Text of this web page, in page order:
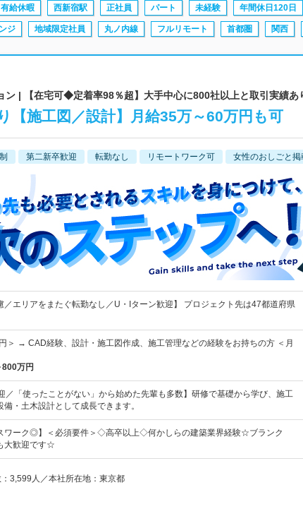
有給休暇 西新宿駅 正社員 パート 未経験 年間休日120日
ジ 地域限定社員 丸ノ内線 フルリモート 首都圏 関西
ン | 【在宅可◆定着率98％超】大手中心に800社以上と取引実績あ
【施工図／設計】月給35万～60万円も可
第二新卒歓迎 転勤なし リモートワーク可 女性のおしごと掲
／エリアをまたぐ転勤なし／U・Iターン歓迎】 プロジェクト先は47都道府県
＞ → CAD経験、設計・施工図作成、施工管理などの経験をお持ちの方 ＜月
万円
／「使ったことがない」から始めた先輩も多数】研修で基礎から学び、施工
・土木設計として成長できます。
ワーク◎】＜必須要件＞◇高卒以上◇何かしらの建築業界経験☆ブランク
大歓迎です☆
3,599人／本社所在地：東京都